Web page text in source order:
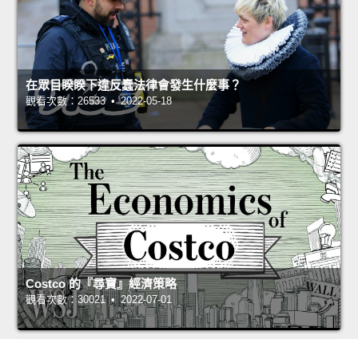
在眾目睽睽下違反蠢法律會發生什麼事？
觀看次數：26533 • 2022-05-18
Costco 的『尋寶』經濟策略
觀看次數：30021 • 2022-07-01